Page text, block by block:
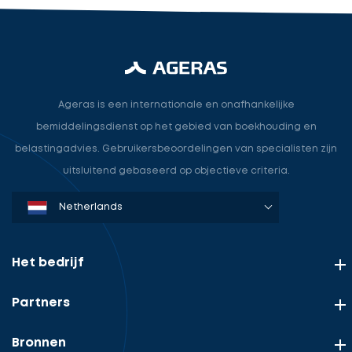
Ageras is een internationale en onafhankelijke
bemiddelingsdienst op het gebied van boekhouding en
belastingadvies. Gebruikersbeoordelingen van specialisten zijn
uitsluitend gebaseerd op objectieve criteria.
Denmark
Sweden
Norway
Netherlands
Germany
USA
Het bedrijf
Partners
Bronnen